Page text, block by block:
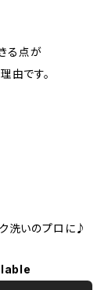
る点が
由です。
洗いのプロに♪